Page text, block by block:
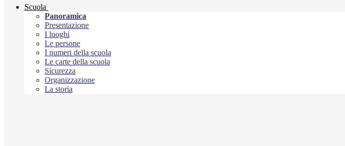
Scuola
Panoramica
Presentazione
I luoghi
Le persone
I numeri della scuola
Le carte della scuola
Sicurezza
Organizzazione
La storia